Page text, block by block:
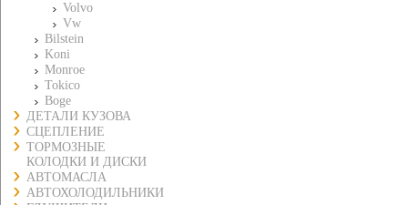
Volvo
Vw
Bilstein
Koni
Monroe
Tokico
Boge
ДЕТАЛИ КУЗОВА
СЦЕПЛЕНИЕ
ТОРМОЗНЫЕ
КОЛОДКИ И ДИСКИ
АВТОМАСЛА
АВТОХОЛОДИЛЬНИКИ